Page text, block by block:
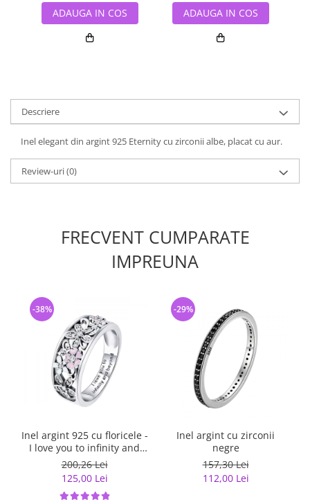
ADAUGA IN COS ADAUGA IN COS
Descriere
Inel elegant din argint 925 Eternity cu zirconii albe, placat cu aur.
Review-uri(0)
FRECVENT CUMPARATE
IMPREUNA
Inel argint 925 cu floricele -
I love you to infinity and
beyond - Be Nature
IST0055
200,26 Lei
125,00 Lei
-38%
Inel argint cu zirconii
negre
157,30 Lei
112,00 Lei
-29%